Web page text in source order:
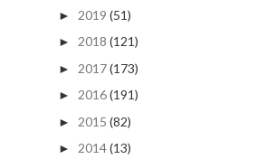
► 2019 (51)
► 2018 (121)
► 2017(173)
► 2016(191)
► 2015 (82)
► 2014(13)